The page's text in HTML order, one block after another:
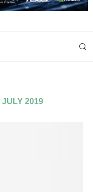
JULY 2019